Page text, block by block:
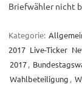
Briefwähler nicht
Kategorie:
2017 Live-Ticker
2017,
Wahlbeteiligung ,